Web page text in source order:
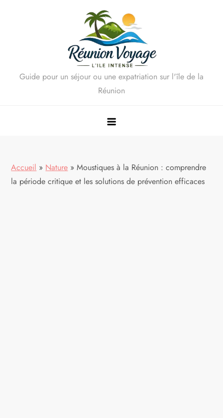
Guide pour un séjour ou une expatriation sur l'île de la
Réunion
Accueil » Nature » Moustiques à la Réunion : comprendre
la période critique et les solutions de prévention efficaces